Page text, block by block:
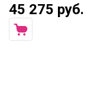
45 275 руб.